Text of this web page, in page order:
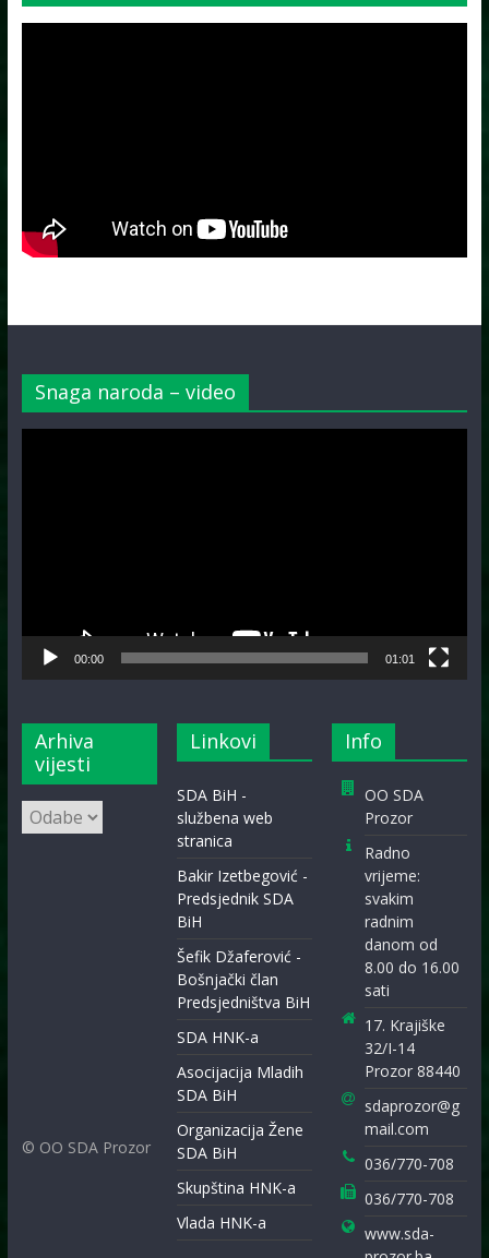
Snaga naroda – video
00:00 01:01
Arhiva
vijesti
Arhiva
vijesti
© OO SDA Prozor
Linkovi
SDA BiH -
službena web
stranica
Bakir Izetbegović -
Predsjednik SDA
BiH
Šefik Džaferović -
Bošnjački član
Predsjedništva BiH
SDA HNK-a
Asocijacija Mladih
SDA BiH
Organizacija Žene
SDA BiH
Skupština HNK-a
Vlada HNK-a
Info
OO SDA
Prozor
Radno
vrijeme:
svakim
radnim
danom od
8.00 do 16.00
sati
17. Krajiške
32/I-14
Prozor 88440
sdaprozor@g
mail.com
036/770-708
036/770-708
www.sda-